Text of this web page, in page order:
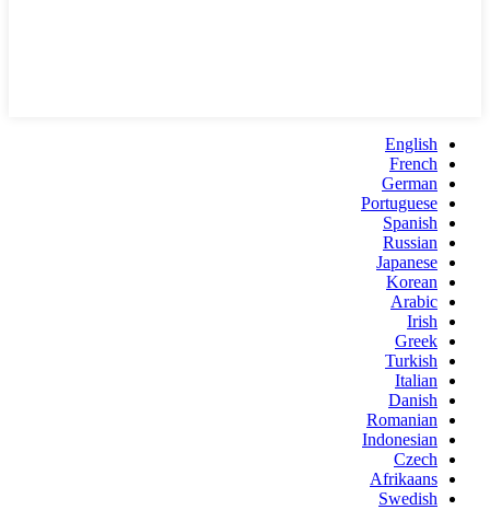
English
French
German
Portuguese
Spanish
Russian
Japanese
Korean
Arabic
Irish
Greek
Turkish
Italian
Danish
Romanian
Indonesian
Czech
Afrikaans
Swedish